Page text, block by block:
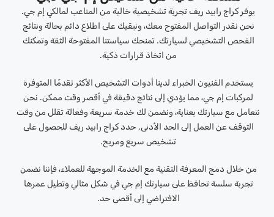
يوفر كراج رابيد ريف تجربة تشخيصية خالية من المتاعب لمالكي إم جي.
نحن نقدر التواصل المفتوح معك، ونبقيك على اطلاع دائم بحالة ونتائج
الفحص التشخيصي لسيارتك. تمنحك سياستنا المفتوحة الثقة وتمكنك
من اتخاذ قرارات ذكية.
يستخدم الفنيون الخبراء لدينا أدوات التشخيص الأكثر تقدمًا المتوفرة
لمركبات إم جي، مما يؤدي إلى نتائج دقيقة في أقصر وقت ممكن. نحن
نتعامل مع سيارتك بعناية، ونضمن لك خدمة سريعة وفعالة تقلل من وقت
التوقف عن العمل إلى الحد الأدنى. حدد كراج رابيد ريف للحصول على
تشخيص سريع ومريح.
من خلال دمج المعرفة التقنية مع الخدمة الموجهة للعملاء، فإننا نضمن
تجربة سلسة تحافظ على سيارتك إم جي في شكل مثالي وتطيل عمرها
الافتراضي إلى أقصى حد.